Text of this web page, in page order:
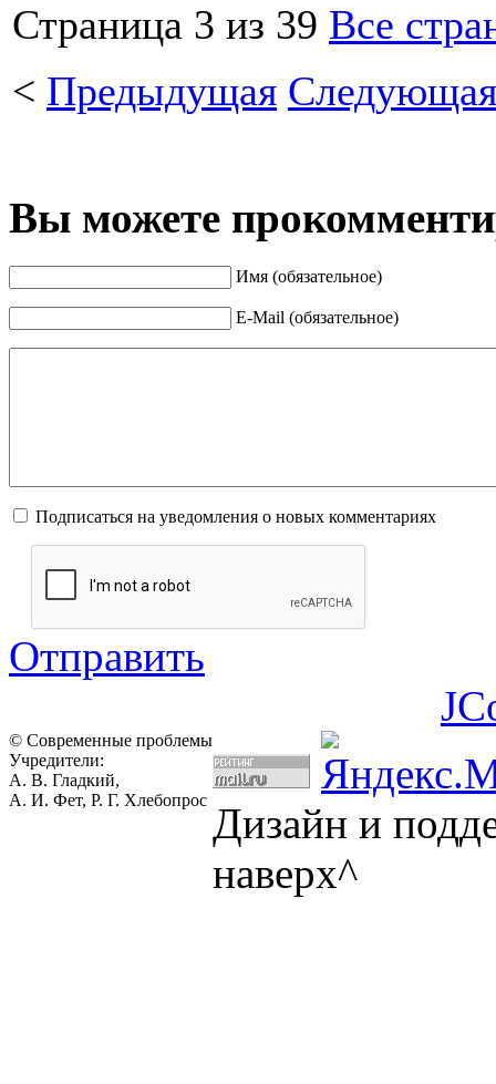
Страница 3 из 39 Все
< Предыдущая Следующая
Вы можете
Имя (обязательное)
E-Mail (обязательное)
Подписаться на уведомления о новых комментариях
Отправить
© Современные проблемы
Учредители:
А. В. Гладкий,
А. И. Фет, Р. Г. Хлебопрос Дизайн и
наверх^